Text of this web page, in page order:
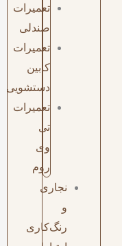
تعمیرات
صندلی
تعمیرات
کابین
دستشویی
تعمیرات
روم
نجاری
رنگ‌کاری